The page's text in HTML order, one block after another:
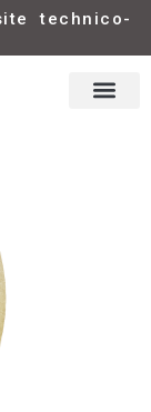
technico-